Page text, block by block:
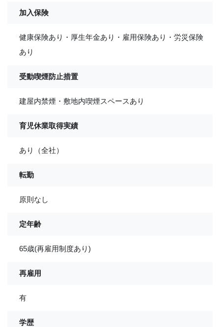
加入保険
健康保険あり・厚生年金あり・雇用保険あり・労災保険
あり
受動喫煙防止措置
建屋内禁煙・敷地内喫煙スペースあり
育児休業取得実績
あり（全社）
転勤
原則なし
定年齢
65歳(再雇用制度あり)
再雇用
有
学歴